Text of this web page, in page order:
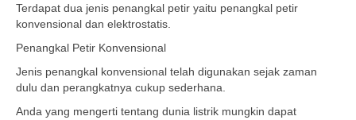
Terdapat dua jenis penangkal petir yaitu penangkal petir
konvensional dan elektrostatis.
Penangkal Petir Konvensional
Jenis penangkal konvensional telah digunakan sejak zaman
dulu dan perangkatnya cukup sederhana.
Anda yang mengerti tentang dunia listrik mungkin dapat